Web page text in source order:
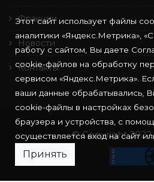
Фракции
Новости
Контакты
© Copyright 2022
Этот сайт использует файлы
аналитики «Яндекс.Метрика»,
работу с сайтом, Вы даете
cookie-файлов на обработку
сервисом «Яндекс.Метрика».
ваши данные обрабатывались,
cookie-файлы в настройках
браузера и устройства, с
осуществляется вход на сайт
Принять